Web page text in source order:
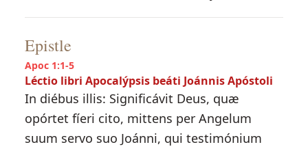
Epistle
Apoc 1:1-5
Léctio libri Apocalýpsis beáti Joánnis Apóstoli
In diébus illis: Significávit Deus, quæ
opórtet fíeri cito, mittens per Angelum
suum servo suo Joánni, qui testimónium